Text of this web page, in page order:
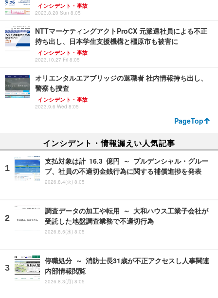
インシデント・事故
2023.8.20 Sun 8:05
NTTマーケティングアクトProCX 元派遣社員による不正
持ち出し、日本学生支援機構と橿原市も被害に
インシデント・事故
2023.10.27 Fri 8:05
オリエンタルエアブリッジの退職者 社内情報持ち出し、
警察も捜査
インシデント・事故
2023.9.6 Wed 8:05
PageTop
インシデント・情報漏えい人気記事
支払対象は計 16.3 億円 ～ プルデンシャル・グルー
プ、社員の不適切金銭行為に関する補償進捗を発表
2026.8.4(火) 8:05
調査データの加工や転用 ～ 大和ハウス工業子会社が
受託した地盤調査業務で不適切行為
2026.8.5(水) 8:05
停職処分 ～ 消防士長31歳が不正アクセスし人事関連
内部情報閲覧
2026.8.3(月) 8:05